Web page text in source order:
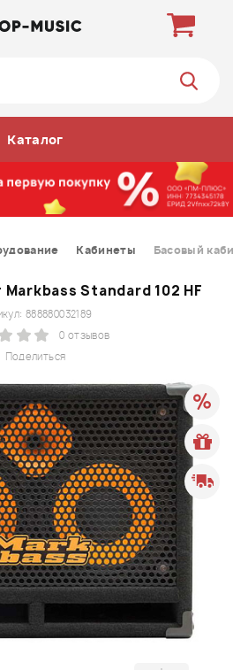
Каталог
Кабинеты Басовый
Standard 102 HF
Поделиться
888880032189
0 отзывов